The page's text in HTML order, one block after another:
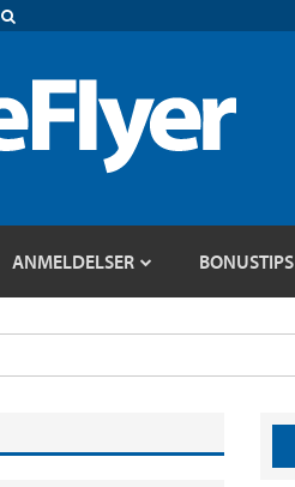
ANMELDELSER BONUSTIPS